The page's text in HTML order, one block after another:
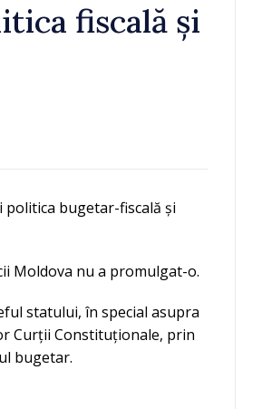
fiscală și
politica bugetar-fiscală și
Moldova nu a promulgat-o.
statului, în special asupra
Curții Constituționale, prin
bugetar.